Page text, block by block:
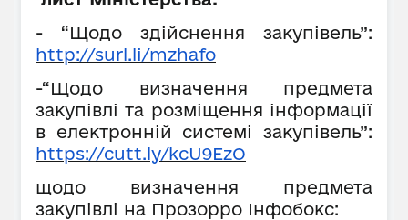
- “Щодо здійснення закупівель”:
http://surl.li/mzhafo
-“Щодо визначення предмета
закупівлі та розміщення інформації
в електронній системі закупівель”:
https://cutt.ly/kcU9EzO
щодо визначення предмета
закупівлі на Прозорро Інфобокс: